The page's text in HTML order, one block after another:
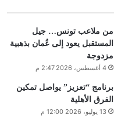
من ملاعب تونس… جيل
المستقبل يعود إلى عُمان بذهبية
مزدوجة
4 أغسطس، 2026 2:47 م
برنامج “تعزيز” يواصل تمكين
الفرق الأهلية
13 يوليو، 2026 12:00 م